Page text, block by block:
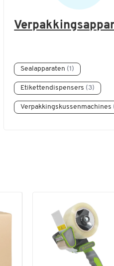
Sealapparaten (1)
Etikettendispensers (3)
Verpakkingskussenmachines